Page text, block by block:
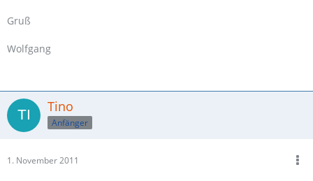
Gruß
Wolfgang
Tino
Anfänger
1. November 2011